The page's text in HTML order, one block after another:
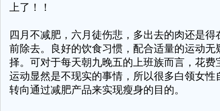
上了！！
四月不减肥，六月徒伤悲，多出去的肉还是得
前除去。良好的饮食习惯，配合适量的运动无
择。可对于每天朝九晚五的上班族而言，花费
运动显然是不现实的事情，所以很多白领女性
转向通过减肥产品来实现瘦身的目的。